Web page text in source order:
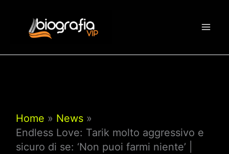
contenuto
Home
News
Endless Love: Tarik molto aggressivo e
sicuro di se: ‘Non puoi farmi niente’ |